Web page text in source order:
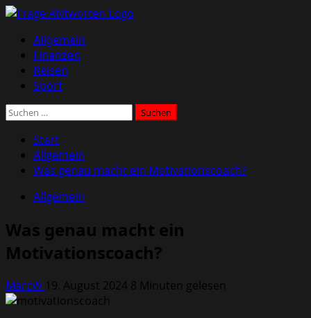
Zum
springen
Primäres
Menü
Allgemein
Finanzen
Reisen
Sport
Suchen
Start
Allgemein
Was genau macht ein Motivationscoach?
Allgemein
Was genau macht ein
Motivationscoach?
MarcW 19. August 2024 8 Minuten gelesen